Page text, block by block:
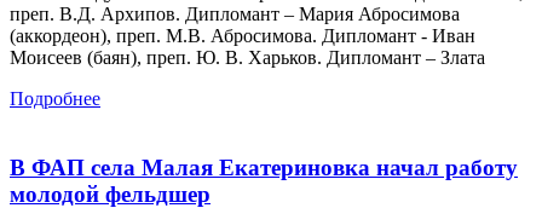
преп. В.Д. Архипов. Дипломант – Мария Абросимова
(аккордеон), преп. М.В. Абросимова. Дипломант - Иван
Моисеев (баян), преп. Ю. В. Харьков. Дипломант – Злата
Подробнее
В ФАП села Малая Екатериновка начал работу
молодой фельдшер